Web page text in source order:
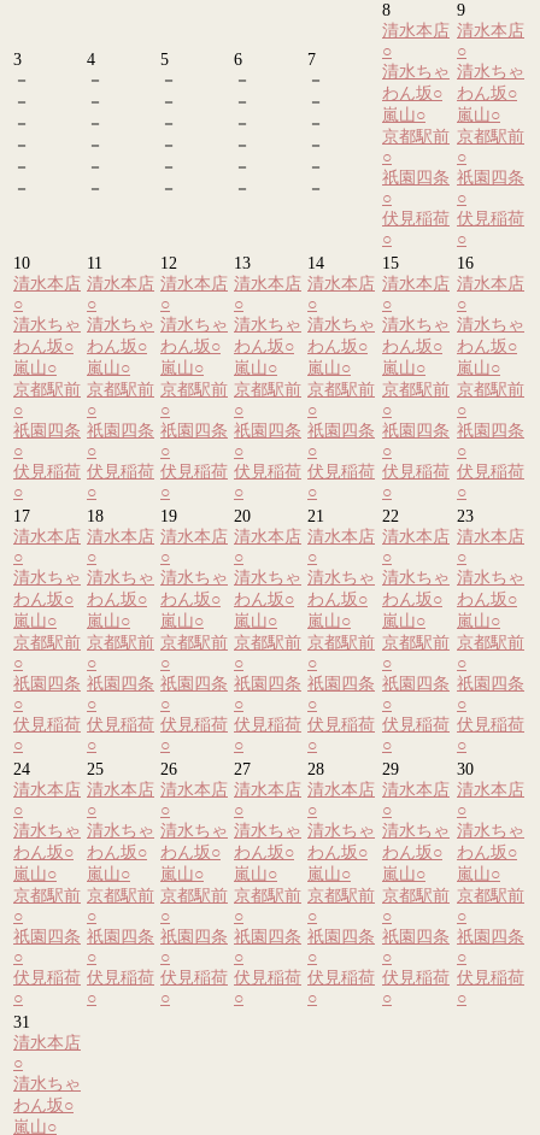
3
－
－
－
－
－
－
4
－
－
－
－
－
－
5
－
－
－
－
－
－
6
－
－
－
－
－
－
7
－
－
－
－
－
－
8
清水本店
○
清水ちゃ
わん坂○
嵐山○
京都駅前
○
祇園四条
○
伏見稲荷
○
9
清水本店
○
清水ちゃ
わん坂○
嵐山○
京都駅前
○
祇園四条
○
伏見稲荷
○
10
清水本店
○
清水ちゃ
わん坂○
嵐山○
京都駅前
○
祇園四条
○
伏見稲荷
○
11
清水本店
○
清水ちゃ
わん坂○
嵐山○
京都駅前
○
祇園四条
○
伏見稲荷
○
12
清水本店
○
清水ちゃ
わん坂○
嵐山○
京都駅前
○
祇園四条
○
伏見稲荷
○
13
清水本店
○
清水ちゃ
わん坂○
嵐山○
京都駅前
○
祇園四条
○
伏見稲荷
○
14
清水本店
○
清水ちゃ
わん坂○
嵐山○
京都駅前
○
祇園四条
○
伏見稲荷
○
15
清水本店
○
清水ちゃ
わん坂○
嵐山○
京都駅前
○
祇園四条
○
伏見稲荷
○
16
清水本店
○
清水ちゃ
わん坂○
嵐山○
京都駅前
○
祇園四条
○
伏見稲荷
○
17
清水本店
○
清水ちゃ
わん坂○
嵐山○
京都駅前
○
祇園四条
○
伏見稲荷
○
18
清水本店
○
清水ちゃ
わん坂○
嵐山○
京都駅前
○
祇園四条
○
伏見稲荷
○
19
清水本店
○
清水ちゃ
わん坂○
嵐山○
京都駅前
○
祇園四条
○
伏見稲荷
○
20
清水本店
○
清水ちゃ
わん坂○
嵐山○
京都駅前
○
祇園四条
○
伏見稲荷
○
21
清水本店
○
清水ちゃ
わん坂○
嵐山○
京都駅前
○
祇園四条
○
伏見稲荷
○
22
清水本店
○
清水ちゃ
わん坂○
嵐山○
京都駅前
○
祇園四条
○
伏見稲荷
○
23
清水本店
○
清水ちゃ
わん坂○
嵐山○
京都駅前
○
祇園四条
○
伏見稲荷
○
24
清水本店
○
清水ちゃ
わん坂○
嵐山○
京都駅前
○
祇園四条
○
伏見稲荷
○
25
清水本店
○
清水ちゃ
わん坂○
嵐山○
京都駅前
○
祇園四条
○
伏見稲荷
○
26
清水本店
○
清水ちゃ
わん坂○
嵐山○
京都駅前
○
祇園四条
○
伏見稲荷
○
27
清水本店
○
清水ちゃ
わん坂○
嵐山○
京都駅前
○
祇園四条
○
伏見稲荷
○
28
清水本店
○
清水ちゃ
わん坂○
嵐山○
京都駅前
○
祇園四条
○
伏見稲荷
○
29
清水本店
○
清水ちゃ
わん坂○
嵐山○
京都駅前
○
祇園四条
○
伏見稲荷
○
30
清水本店
○
清水ちゃ
わん坂○
嵐山○
京都駅前
○
祇園四条
○
伏見稲荷
○
31
清水本店
○
清水ちゃ
わん坂○
嵐山○